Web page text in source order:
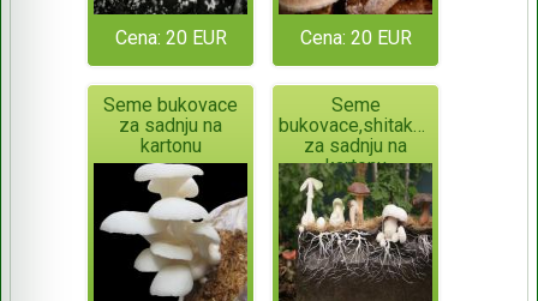
Cena: 20 EUR Cena: 20 EUR
Seme bukovace
za sadnju na
kartonu
Seme
bukovace,shitake,sampinjona
za sadnju na
kartonu